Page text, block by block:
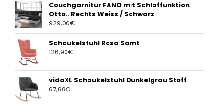
Couchgarnitur FANO mit Schlaffunktion
Otto.. Rechts Weiss / Schwarz
929,00€
Schaukelstuhl Rosa Samt
126,90€
vidaXL Schaukelstuhl Dunkelgrau Stoff
67,99€